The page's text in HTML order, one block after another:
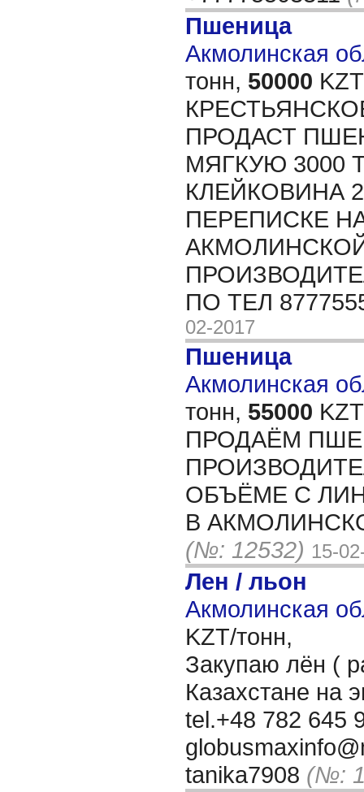
Пшеница
Акмолинская
тонн, 50000
ПРОДАСТ
МЯГКУЮ 3000
КЛЕЙКОВИНА
ПЕРЕПИСКЕ
ПО ТЕЛ
02-2017
Пшеница
Акмолинская
тонн, 55000
ПРОДАЁМ
ОБЪЁМЕ С
В
(№: 12532) 15-
Лен / льон
Акмолинская
KZT/тонн,
Закупаю лён (
Казахстане на
tel.+48 782 645
tanika7908 (№: